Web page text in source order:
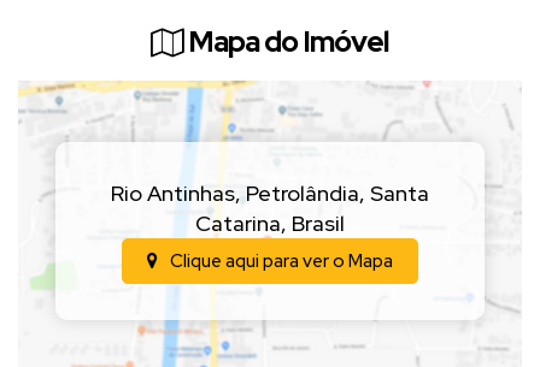
✅ Cobertura em madeira tratada
Ideal para quem deseja morar com conforto ou investir em um
(Valor sujeito a alteração sem aviso prévio)
📲Entre em contato para mais informações e agende
Mapa do Imóvel
Rio Antinhas,Petrolândia, Santa
Catarina, Brasil
Clique aqui para ver o Mapa